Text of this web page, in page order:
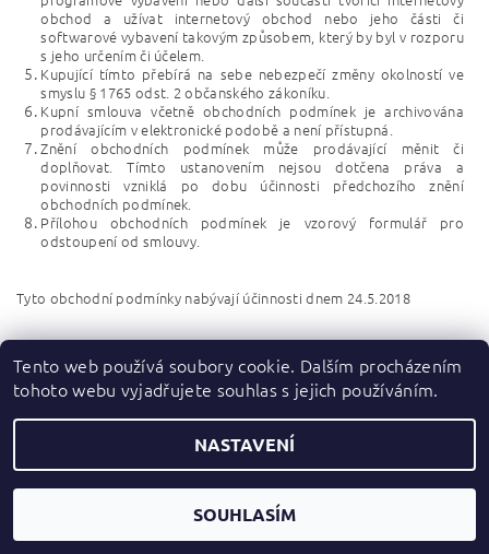
obchod a užívat internetový obchod nebo jeho části či
softwarové vybavení takovým způsobem, který by byl v rozporu
s jeho určením či účelem.
Kupující tímto přebírá na sebe nebezpečí změny okolností ve
smyslu § 1765 odst. 2 občanského zákoníku.
Kupní smlouva včetně obchodních podmínek je archivována
prodávajícím v elektronické podobě a není přístupná.
Znění obchodních podmínek může prodávající měnit či
doplňovat. Tímto ustanovením nejsou dotčena práva a
povinnosti vzniklá po dobu účinnosti předchozího znění
obchodních podmínek.
Přílohou obchodních podmínek je vzorový formulář pro
odstoupení od smlouvy.
Tyto obchodní podmínky nabývají účinnosti dnem 24.5.2018
Zboží.cz | Heureka.cz
2026 ©dupydup, všechna práva vyhrazena
Vytvořil Shoptet
Tento web používá soubory cookie. Dalším procházením
tohoto webu vyjadřujete souhlas s jejich používáním.
NASTAVENÍ
SOUHLASÍM